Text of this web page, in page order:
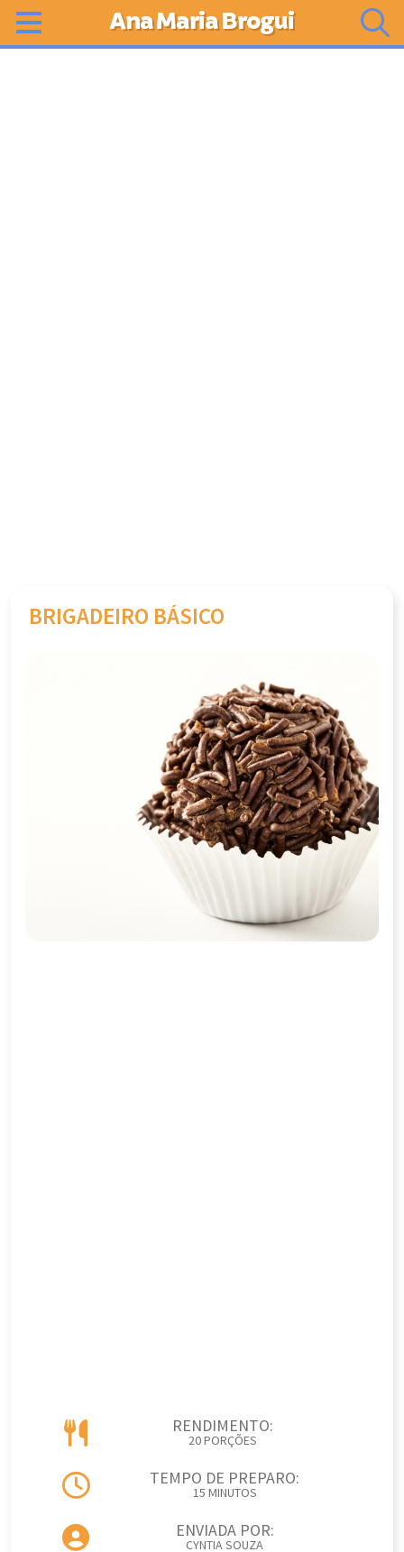
Ana Maria Brogui
BRIGADEIRO BÁSICO
Next
RENDIMENTO:
20 PORÇÕES
TEMPO DE PREPARO:
15 MINUTOS
ENVIADA POR:
CYNTIA SOUZA